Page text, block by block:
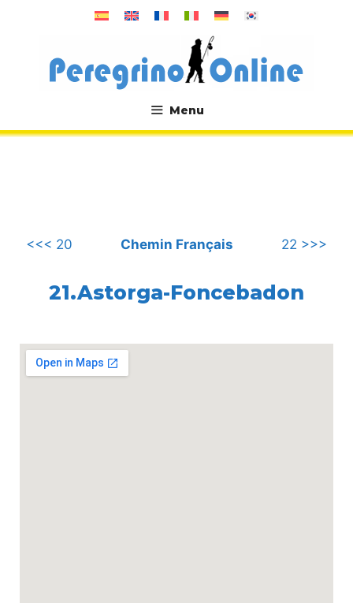
Menu
.
<<< 20 Chemin Français 22 >>>
21.Astorga-Foncebadon